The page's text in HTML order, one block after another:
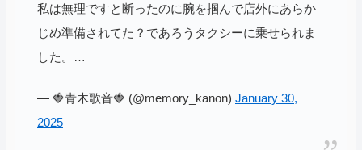
私は無理ですと断ったのに腕を掴んで店外にあらか
じめ準備されてた？であろうタクシーに乗せられま
した。…
— 🍓青木歌音🍓 (@memory_kanon) January 30,
2025